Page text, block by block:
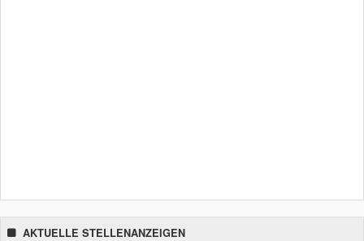
AKTUELLE STELLENANZEIGEN